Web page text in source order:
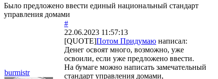
Было предложено ввести единый национальный стандарт
управления домами
burmistr
#
22.06.2023 11:57:13
[QUOTE]Потом Придумаю написал:
Денег освоят много, возможно, уже
освоили, если уже предложено ввести.
На бумаге можно написать замечательный
стандарт управления домами,